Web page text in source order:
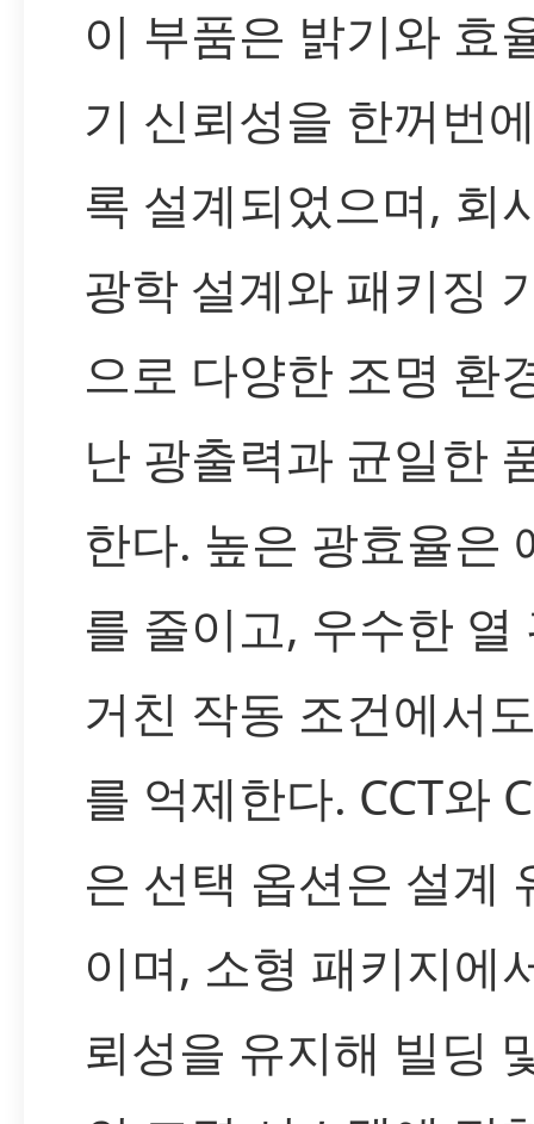
이 부품은 밝기와 효
기 신뢰성을 한꺼번
록 설계되었으며, 회
광학 설계와 패키징
으로 다양한 조명 환
난 광출력과 균일한
한다. 높은 광효율은
를 줄이고, 우수한 열
거친 작동 조건에서
를 억제한다. CCT와
은 선택 옵션은 설계
이며, 소형 패키지에
뢰성을 유지해 빌딩